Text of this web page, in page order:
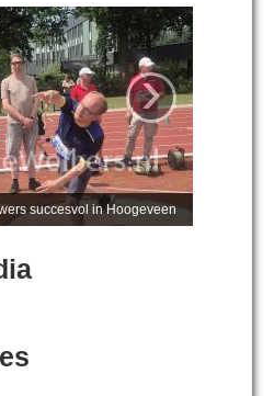
succesvol in Hoogeveen
›